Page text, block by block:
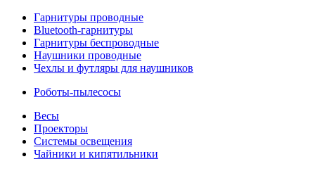
Гарнитуры проводные
Bluetooth-гарнитуры
Гарнитуры беспроводные
Наушники проводные
Чехлы и футляры для наушников
Роботы-пылесосы
Весы
Проекторы
Системы освещения
Чайники и кипятильники